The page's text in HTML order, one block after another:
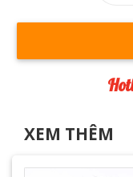
XEM THÊM